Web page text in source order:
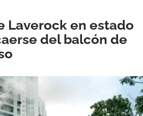
Laverock en estado
del balcón de